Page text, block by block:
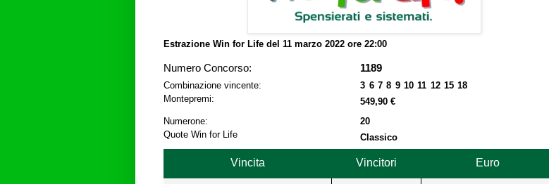
Estrazione Win for Life del 11 marzo 2022 ore 22:00
Numero Concorso: 1189
Combinazione vincente:
3 6 7 8 9 10 11 12 15 18
Montepremi:
549,90 €
Numerone:
20
Quote Win for Life
Classico
Vincita Vincitori Euro